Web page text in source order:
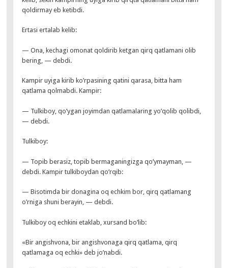
qoldirmay eb ketibdi.
Ertasi ertalab kelib:
— Ona, kechagi omonat qoldirib ketgan qirq qatlamani olib
bering, — debdi.
Kampir uyiga kirib ko’rpasining qatini qarasa, bitta ham
qatlama qolmabdi. Kampir:
— Tulkiboy, qo’ygan joyimdan qatlamalaring yo’qolib qolibdi,
— debdi.
Tulkiboy:
— Topib berasiz, topib bermaganingizga qo’ymayman, —
debdi. Kampir tulkiboydan qo’rqib:
— Bisotimda bir donagina oq echkim bor, qirq qatlamang
o’rniga shuni berayin, — debdi.
Tulkiboy oq echkini etaklab, xursand bo’lib:
«Bir angishvona, bir angishvonaga qirq qatlama, qirq
qatlamaga oq echki» deb jo’nabdi.